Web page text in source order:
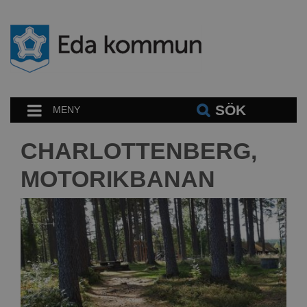
MENY SÖK
CHARLOTTENBERG,
MOTORIKBANAN